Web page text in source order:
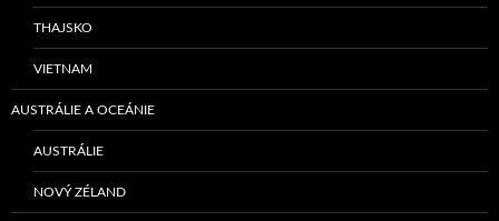
THAJSKO
VIETNAM
AUSTRÁLIE A OCEÁNIE
AUSTRÁLIE
NOVÝ ZÉLAND